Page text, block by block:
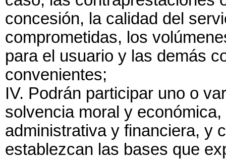
concesión, la calidad del
comprometidas, los
para el usuario y las demás
convenientes;
IV. Podrán participar uno o
solvencia moral y
administrativa y financiera, y
establezcan las bases que